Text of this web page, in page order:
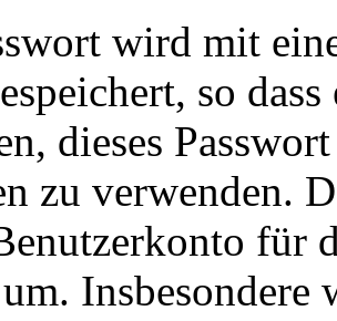
wird mit
so
dieses
zu verwenden.
für